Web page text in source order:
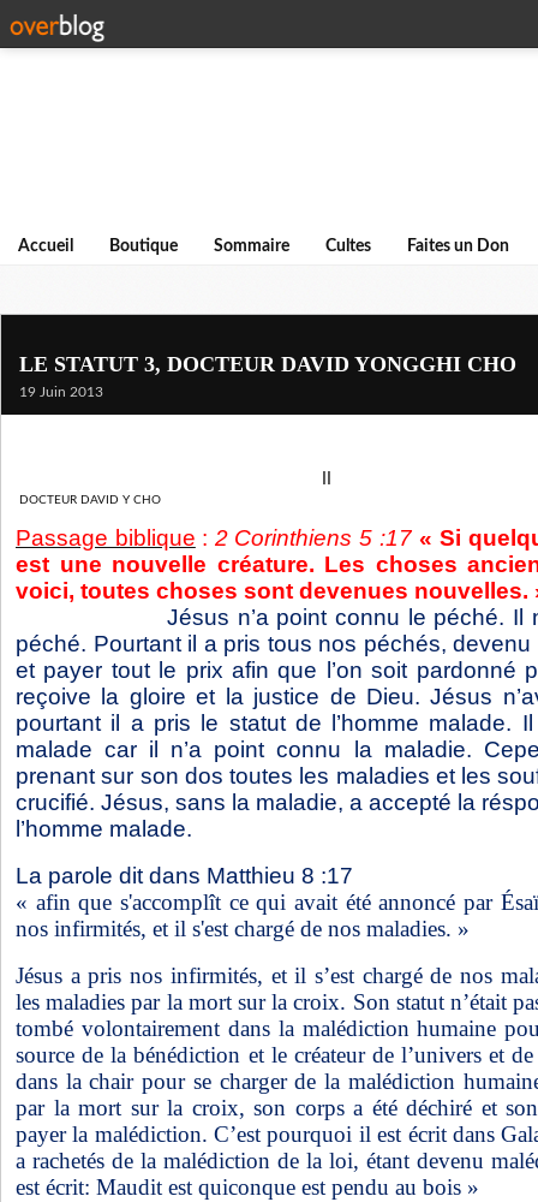
Accueil Boutique Sommaire Cultes Faites un Don
LE STATUT 3, DOCTEUR DAVID YONGGHI CHO
19 Juin 2013
DOCTEUR DAVID Y CHO
Passage biblique : 2 Corinthiens 5 :17 « Si
est une nouvelle créature. Les choses
voici, toutes choses sont devenues nouvelles.
Jésus n’a point connu le péché. Il
péché. Pourtant il a pris tous nos péchés,
et payer tout le prix afin que l’on soit pardonné
reçoive la gloire et la justice de Dieu. Jésus
pourtant il a pris le statut de l’homme malade.
malade car il n’a point connu la maladie.
prenant sur son dos toutes les maladies et les
crucifié. Jésus, sans la maladie, a accepté la
l’homme malade.
La parole dit dans Matthieu 8 :17
« afin que s'accomplît ce qui avait été annoncé par
nos infirmités, et il s'est chargé de nos maladies. »
Jésus a pris nos infirmités, et il s’est chargé de nos
les maladies par la mort sur la croix. Son statut n’était
tombé volontairement dans la malédiction humaine
source de la bénédiction et le créateur de l’univers et
dans la chair pour se charger de la malédiction
par la mort sur la croix, son corps a été déchiré et
payer la malédiction. C’est pourquoi il est écrit dans
a rachetés de la malédiction de la loi, étant devenu
est écrit: Maudit est quiconque est pendu au bois »